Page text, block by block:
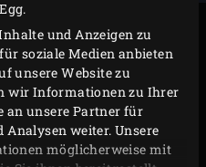
und Anzeigen zu
soziale Medien anbieten
unsere Website zu
wir Informationen zu Ihrer
an unsere Partner für
Analysen weiter. Unsere
möglicherweise mit
derCast Iron Skilletauf dem
Die Zwiebelringe
EGGs schließen und die
Die Zwiebeln acht